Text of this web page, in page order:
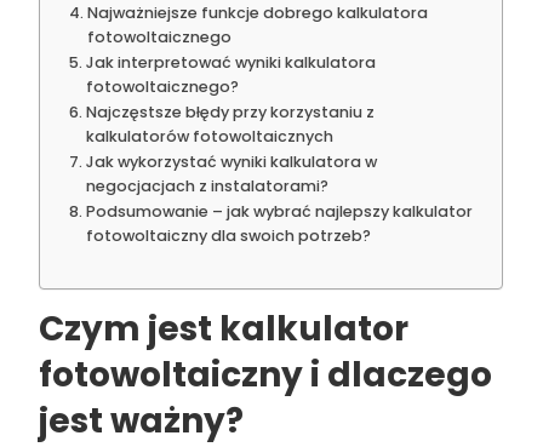
Najważniejsze funkcje dobrego kalkulatora
fotowoltaicznego
Jak interpretować wyniki kalkulatora
fotowoltaicznego?
Najczęstsze błędy przy korzystaniu z
kalkulatorów fotowoltaicznych
Jak wykorzystać wyniki kalkulatora w
negocjacjach z instalatorami?
Podsumowanie – jak wybrać najlepszy kalkulator
fotowoltaiczny dla swoich potrzeb?
Czym jest kalkulator
fotowoltaiczny i dlaczego
jest ważny?